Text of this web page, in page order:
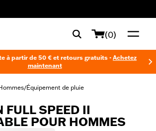
(0)
à partir de 50 € et retours gratuits - Achetez
maintenant
/Équipement de pluie
FULL SPEED II
POUR HOMMES